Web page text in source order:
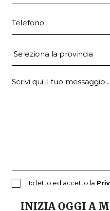
Ho letto ed accetto la
INIZIA OGGI A